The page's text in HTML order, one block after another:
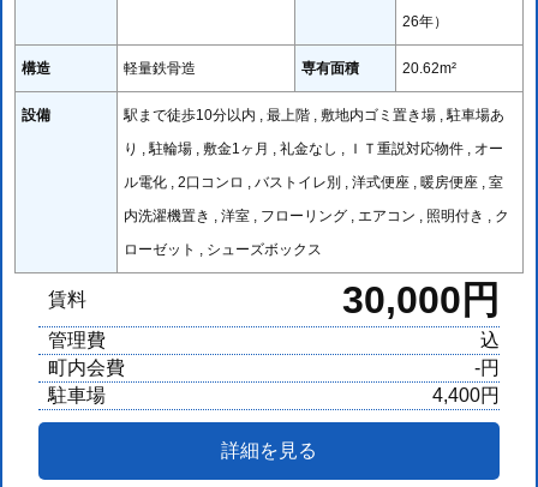
26年）
構造 軽量鉄骨造 専有面積 20.62m²
設備
駅まで徒歩10分以内 , 最上階 , 敷地内ゴミ置き場 , 駐車場あ
り , 駐輪場 , 敷金1ヶ月 , 礼金なし , ＩＴ重説対応物件 , オー
ル電化 , 2口コンロ , バストイレ別 , 洋式便座 , 暖房便座 , 室
内洗濯機置き , 洋室 , フローリング , エアコン , 照明付き , ク
ローゼット , シューズボックス
賃料 30,000円
管理費
込
町内会費
-円
駐車場
4,400円
詳細を見る